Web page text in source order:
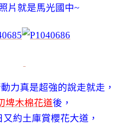
片就是馬光國中~
力真是超強的說走就走，
埤木棉花道後，
又約土庫賞櫻花大道，